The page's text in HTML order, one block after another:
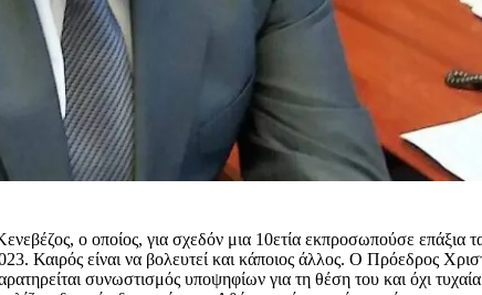
ο οποίος, για σχεδόν μια 10ετία εκπροσωπούσε επάξια
Καιρός είναι να βολευτεί και κάποιος άλλος. Ο Πρόεδρος
συνωστισμός υποψηφίων για τη θέση του και όχι